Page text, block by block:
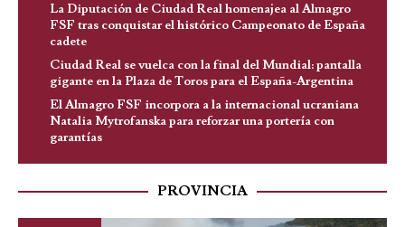
La Diputación de Ciudad Real homenajea al Almagro
FSF tras conquistar el histórico Campeonato de España
cadete
Ciudad Real se vuelca con la final del Mundial: pantalla
gigante en la Plaza de Toros para el España-Argentina
El Almagro FSF incorpora a la internacional ucraniana
Natalia Mytrofanska para reforzar una portería con
garantías
PROVINCIA